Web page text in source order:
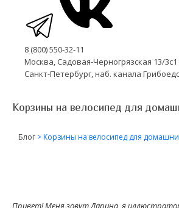
8 (800) 550-32-11
Москва, Садовая-Черногрязская 13/3с1
Санкт-Петербург, наб. канала
Корзины на велосипед для
Блог >Корзины на велосипед для
Привет! Меня зовут Дарина, я